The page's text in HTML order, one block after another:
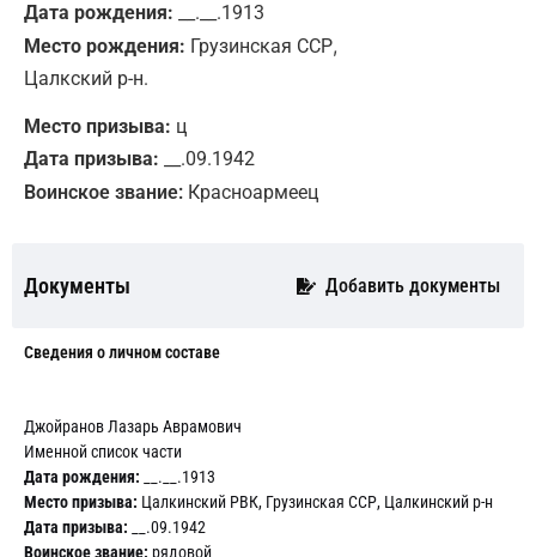
Дата рождения: __.__.1913
Место рождения: Грузинская ССР,
Цалкский р-н.
Место призыва: ц
Дата призыва: __.09.1942
Воинское звание: Красноармеец
Документы Добавить документы
Сведения о личном составе
Джойранов Лазарь Аврамович
Именной список части
Дата рождения: __.__.1913
Место призыва: Цалкинский РВК, Грузинская ССР, Цалкинский р-н
Дата призыва: __.09.1942
Воинское звание: рядовой